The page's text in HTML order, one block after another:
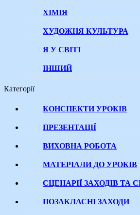
ХІМІЯ
ХУДОЖНЯ КУЛЬТУРА
Я У СВІТІ
ІНШИЙ
Категорії
КОНСПЕКТИ УРОКІВ
ПРЕЗЕНТАЦІЇ
ВИХОВНА РОБОТА
МАТЕРІАЛИ ДО УРОКІВ
СЦЕНАРІЇ ЗАХОДІВ ТА
ПОЗАКЛАСНІ ЗАХОДИ